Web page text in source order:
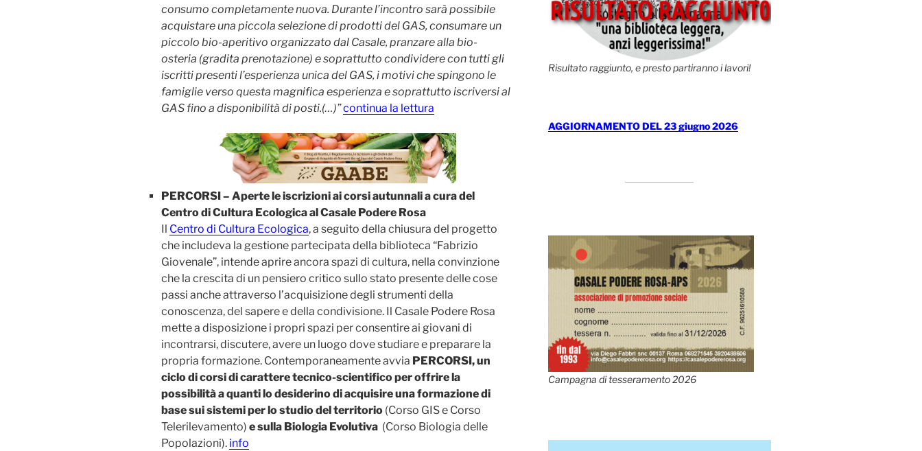
consumo completamente nuova. Durante l’incontro sarà possibile
acquistare una piccola selezione di prodotti del GAS, consumare un
piccolo bio-aperitivo organizzato dal Casale, pranzare alla bio-
osteria (gradita prenotazione) e soprattutto condividere con tutti gli
iscritti presenti l’esperienza unica del GAS, i motivi che spingono le
famiglie verso questa magnifica esperienza e soprattutto iscriversi al
GAS fino a disponibilità di posti.(…)”continua la lettura
PERCORSI – Aperte le iscrizioni ai corsi autunnali a cura del
Centro di Cultura Ecologica al Casale Podere Rosa
Il Centro di Cultura Ecologica, a seguito della chiusura del progetto
che includeva la gestione partecipata della biblioteca “Fabrizio
Giovenale”, intende aprire ancora spazi di cultura, nella convinzione
che la crescita di un pensiero critico sullo stato presente delle cose
passi anche attraverso l’acquisizione degli strumenti della
conoscenza, del sapere e della condivisione. Il Casale Podere Rosa
mette a disposizione i propri spazi per consentire ai giovani di
incontrarsi, discutere, avere un luogo dove studiare e preparare la
propria formazione. Contemporaneamente avvia PERCORSI, un
ciclo di corsi di carattere tecnico-scientifico per offrire la
possibilità a quanti lo desiderino di acquisire una formazione di
base sui sistemi per lo studio del territorio (Corso GIS e Corso
Telerilevamento) e sulla Biologia Evolutiva (Corso Biologia delle
Popolazioni). info
Risultato raggiunto, e presto partiranno i lavori!
AGGIORNAMENTO DEL 23 giugno 2026
Campagna di tesseramento 2026